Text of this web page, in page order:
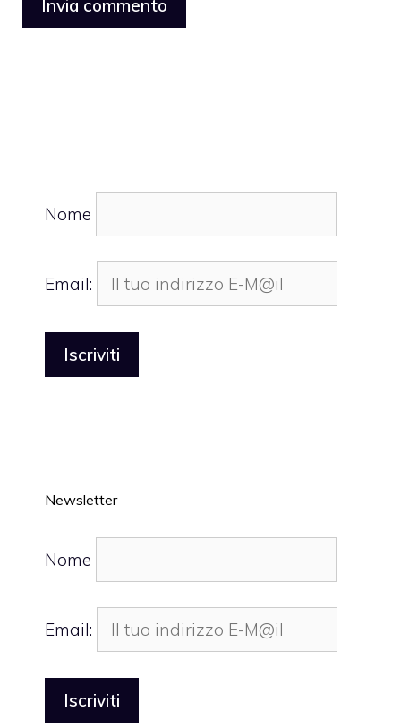
Nome
Email:
Newsletter
Nome
Email: